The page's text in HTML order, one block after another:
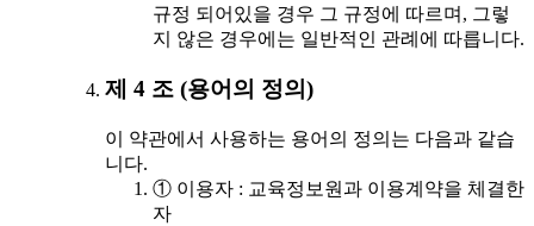
규정 되어있을 경우 그 규정에 따르며, 그렇
지 않은 경우에는 일반적인 관례에 따릅니다.
제 4 조 (용어의 정의)
이 약관에서 사용하는 용어의 정의는 다음과 같습
니다.
① 이용자 : 교육정보원과 이용계약을 체결한
자